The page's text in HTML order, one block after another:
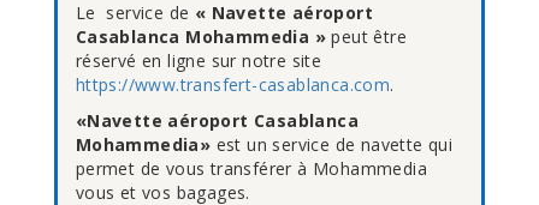
Le service de « Navette aéroport
Casablanca Mohammedia » peut être
réservé en ligne sur notre site
https://www.transfert-casablanca.com.
«Navette aéroport Casablanca
Mohammedia» est un service de navette qui
permet de vous transférer à Mohammedia
vous et vos bagages.